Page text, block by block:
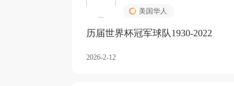
美国华人
历届世界杯冠军球队1930-2022
2026-2-12